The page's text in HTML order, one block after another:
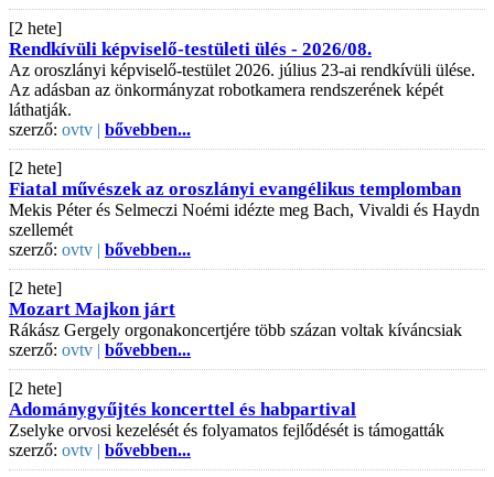
[2 hete]
Rendkívüli képviselő-testületi ülés - 2026/08.
Az oroszlányi képviselő-testület 2026. július 23-ai rendkívüli ülése.
Az adásban az önkormányzat robotkamera rendszerének képét
láthatják.
szerző: ovtv | bővebben...
[2 hete]
Fiatal művészek az oroszlányi evangélikus templomban
Mekis Péter és Selmeczi Noémi idézte meg Bach, Vivaldi és Haydn
szellemét
szerző: ovtv | bővebben...
[2 hete]
Mozart Majkon járt
Rákász Gergely orgonakoncertjére több százan voltak kíváncsiak
szerző: ovtv | bővebben...
[2 hete]
Adománygyűjtés koncerttel és habpartival
Zselyke orvosi kezelését és folyamatos fejlődését is támogatták
szerző: ovtv | bővebben...